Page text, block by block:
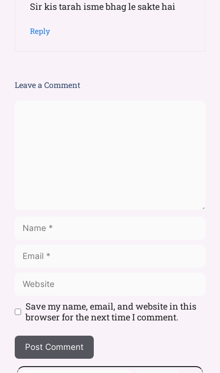
Sir kis tarah isme bhag le sakte hai
Reply
Leave a Comment
Save my name, email, and website in this
browser for the next time I comment.